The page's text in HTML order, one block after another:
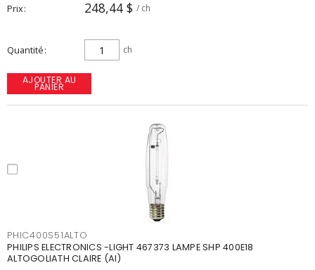
Prix 248,44 $ / ch
Quantité ch
AJOUTER AU
PANIER
PHIC400S51ALTO
PHILIPS ELECTRONICS -LIGHT 467373 LAMPE SHP 400E18
ALTOGOLIATH CLAIRE (AI)